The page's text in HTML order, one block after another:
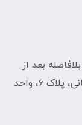
بعد از
چهار راه هدایت، سمت راست بن بست شیبانی، پلاک ۶، واحد